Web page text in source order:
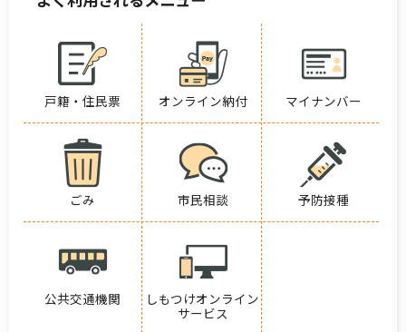
戸籍・住民票 オンライン納付 マイナンバー
ごみ 市民相談 予防接種
公共交通機関
しもつけオンライン
サービス